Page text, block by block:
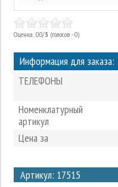
Оценка: 0.0/5 (голосов - 0)
Информация для заказа:
ТЕЛЕФОНЫ
Номенклатурный
артикул
Цена за
Артикул: 17515
2